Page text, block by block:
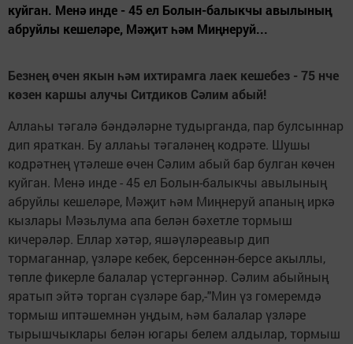
куйган. Менә инде - 45 ел Болын-балыкчы авылының
абруйлы кешеләре, Мәҗит һәм Миңнеруй...
Безнең өчен якын һәм ихтирамга лаек кешебез - 75 нче
көзен каршы алучы Ситдиков Сәлим абый!
Аллаһы тәгалә бәндәләрне тудырганда, пар булсыннар
дип яраткан. Бу аллаһы тәгаләнең кодрәте. Шушы
кодрәтнең үтәлеше өчен Сәлим абый бар булган көчен
куйган. Менә инде - 45 ел Болын-балыкчы авылының
абруйлы кешеләре, Мәҗит һәм Миңнеруй апаның иркә
кызлары Мәзьлума апа белән бәхетле тормыш
кичерәләр. Еллар хәтәр, яшәүләреавыр дип
тормаганнар, үзләре кебек, берсеннән-берсе акыллы,
төпле фикерле балалар үстергәннәр. Сәлим абыйның
яратып эйтә торган сүзләре бар,-"Мин үз гомеремдә
тормыш иптәшемнән уңдым, һәм балалар үзләре
тырышчыклары белән югары белем алдылар, тормыш